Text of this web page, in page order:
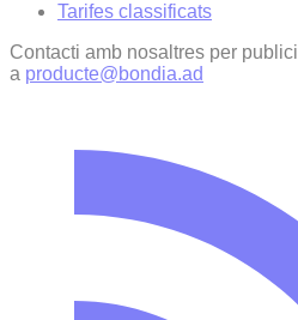
Tarifes classificats
Contacti amb nosaltres per
a producte@bondia.ad